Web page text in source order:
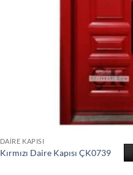
DAIRE KAPISI
Kırmızı Daire Kapısı ÇK0739